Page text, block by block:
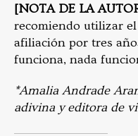
[NOTA DE LA
recomiendo utilizar
afiliación por tres
funciona, nada
*Amalia Andrade
adivina y editora de